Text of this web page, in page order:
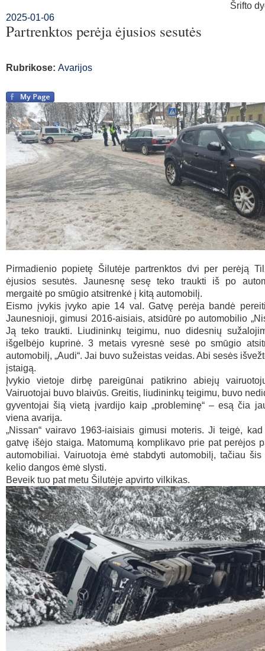
Šrifto
2025-01-06
Partrenktos perėja ėjusios sesutės
Rubrikose: Avarijos
Pirmadienio popietę Šilutėje partrenktos dvi per perėją
ėjusios sesutės. Jaunesnę sesę teko traukti iš po
mergaitė po smūgio atsitrenkė į kitą automobilį.
Eismo įvykis įvyko apie 14 val. Gatvę perėja bandė
Jaunesnioji, gimusi 2016-aisiais, atsidūrė po automobilio
Ją teko traukti. Liudininkų teigimu, nuo didesnių
išgelbėjo kuprinė. 3 metais vyresnė sesė po smūgio
automobilį, „Audi“. Jai buvo sužeistas veidas. Abi sesės
įstaigą.
Įvykio vietoje dirbę pareigūnai patikrino abiejų
Vairuotojai buvo blaivūs. Greitis, liudininkų teigimu, buvo
gyventojai šią vietą įvardijo kaip „probleminę“ – esą čia
viena avarija.
„Nissan“ vairavo 1963-iaisiais gimusi moteris. Ji teigė,
gatvę išėjo staiga. Matomumą komplikavo prie pat perėjos
automobiliai. Vairuotoja ėmė stabdyti automobilį, tačiau
kelio dangos ėmė slysti.
Beveik tuo pat metu Šilutėje apvirto vilkikas.